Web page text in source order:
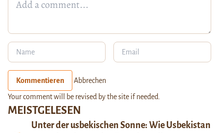
MEISTGELESEN
Unter der usbekischen Sonne: Wie Usbekistan
Kommentieren Abbrechen
Your comment will be revised by the site if needed.